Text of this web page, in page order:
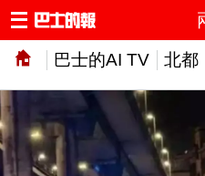
巴士的AI TV 北都